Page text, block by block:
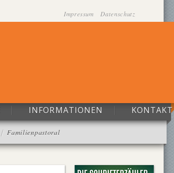
Impressum Datenschutz
INFORMATIONEN KONTAKT
Familienpastoral